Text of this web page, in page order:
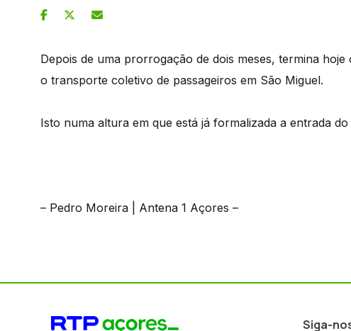
Depois de uma prorrogação de dois meses, termina
o transporte coletivo de passageiros em São Miguel.
Isto numa altura em que está já formalizada a entrada
– Pedro Moreira | Antena 1 Açores –
Siga-